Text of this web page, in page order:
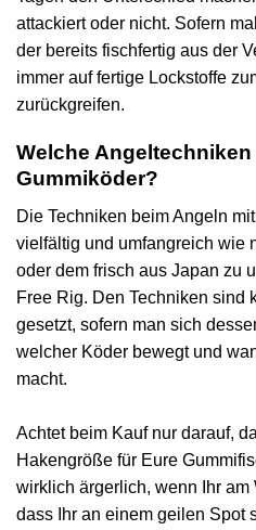
attackiert oder nicht. Sofern
der bereits fischfertig aus der
immer auf fertige Lockstoffe
zurückgreifen.
Welche
Gummiköder?
Die Techniken beim Angeln
vielfältig und umfangreich wie
oder dem frisch aus Japan zu
Free Rig. Den Techniken sind
gesetzt, sofern man sich
welcher Köder bewegt und
macht.
Achtet beim Kauf nur darauf,
Hakengröße für Eure
wirklich ärgerlich, wenn Ihr am
dass Ihr an einem geilen Spot